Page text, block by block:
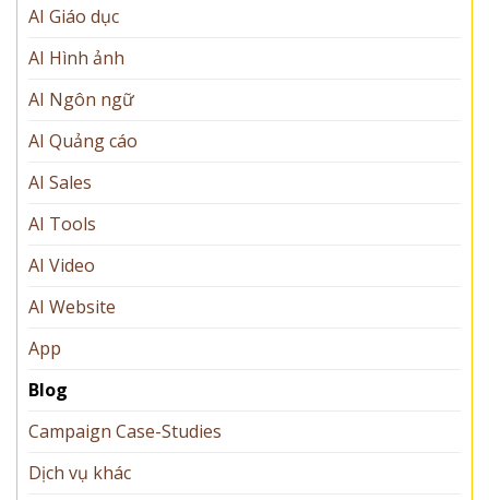
AI Giáo dục
AI Hình ảnh
AI Ngôn ngữ
AI Quảng cáo
AI Sales
AI Tools
AI Video
AI Website
App
Blog
Campaign Case-Studies
Dịch vụ khác